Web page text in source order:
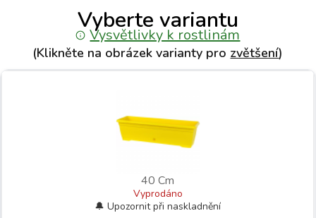
Vyberte variantu
Vysvětlivky k rostlinám
(Klikněte na obrázek varianty pro zvětšení)
40 Cm
Vyprodáno